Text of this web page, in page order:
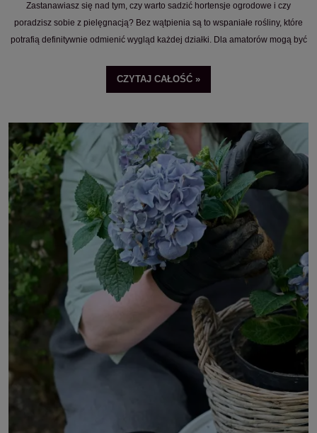
Zastanawiasz się nad tym, czy warto sadzić hortensje ogrodowe i czy
poradzisz sobie z pielęgnacją? Bez wątpienia są to wspaniałe rośliny, które
potrafią definitywnie odmienić wygląd każdej działki. Dla amatorów mogą być
pielęgnacja hortensji ogrodowych nie będzie dla Ciebie problemem. Poznaj
wskazówki i sprawdź przygotowany przez nas poradnik na temat tego, jak
CZYTAJ CAŁOŚĆ »